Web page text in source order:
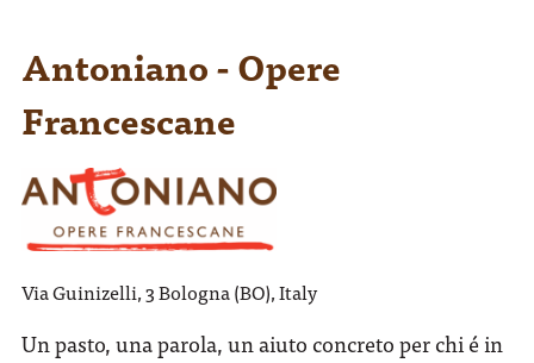
Antoniano - Opere
Francescane
Via Guinizelli, 3 Bologna (BO), Italy
Un pasto, una parola, un aiuto concreto per chi é in